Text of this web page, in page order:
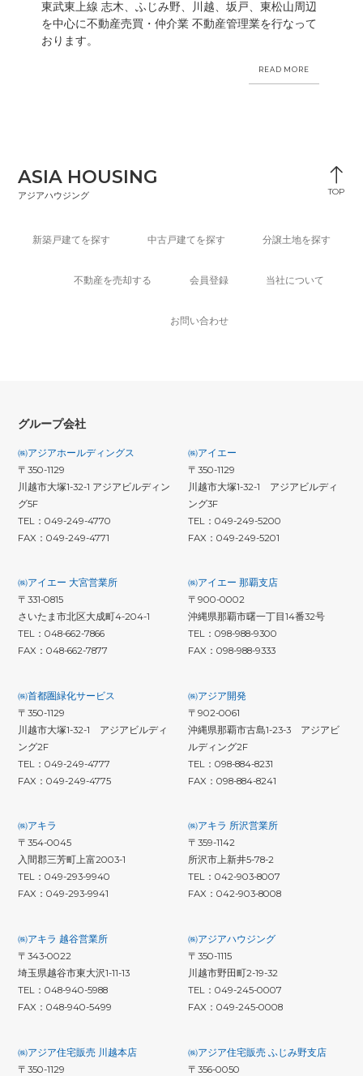
東武東上線 志木、ふじみ野、川越、坂戸、東松山周辺
を中心に不動産売買・仲介業 不動産管理業を行なって
おります。
READ MORE
ASIA HOUSING
アジアハウジング TOP
新築戸建てを探す 中古戸建てを探す 分譲土地を探す
不動産を売却する 会員登録 当社について
お問い合わせ
グループ会社
㈱アジアホールディングス
〒350-1129
川越市大塚1-32-1 アジアビルディン
グ5F
TEL：049-249-4770
FAX：049-249-4771
㈱アイエー
〒350-1129
川越市大塚1-32-1 アジアビルディ
ング3F
TEL：049-249-5200
FAX：049-249-5201
㈱アイエー 大宮営業所
〒331-0815
さいたま市北区大成町4-204-1
TEL：048-662-7866
FAX：048-662-7877
㈱アイエー 那覇支店
〒900-0002
沖縄県那覇市曙一丁目14番32号
TEL：098-988-9300
FAX：098-988-9333
㈱首都圏緑化サービス
〒350-1129
川越市大塚1-32-1 アジアビルディ
ング2F
TEL：049-249-4777
FAX：049-249-4775
㈱アジア開発
〒902-0061
沖縄県那覇市古島1-23-3 アジアビ
ルディング2F
TEL：098-884-8231
FAX：098-884-8241
㈱アキラ
〒354-0045
入間郡三芳町上富2003-1
TEL：049-293-9940
FAX：049-293-9941
㈱アキラ 所沢営業所
〒359-1142
所沢市上新井5-78-2
TEL：042-903-8007
FAX：042-903-8008
㈱アキラ 越谷営業所
〒343-0022
埼玉県越谷市東大沢1-11-13
TEL：048-940-5988
FAX：048-940-5499
㈱アジアハウジング
〒350-1115
川越市野田町2-19-32
TEL：049-245-0007
FAX：049-245-0008
㈱アジア住宅販売 川越本店
〒350-1129
㈱アジア住宅販売 ふじみ野支店
〒356-0050